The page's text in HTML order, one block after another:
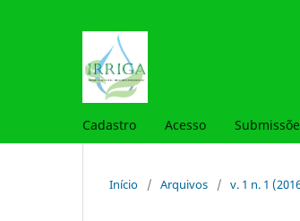
Cadastro Acesso
Início / Arquivos / v. 1 n. 1